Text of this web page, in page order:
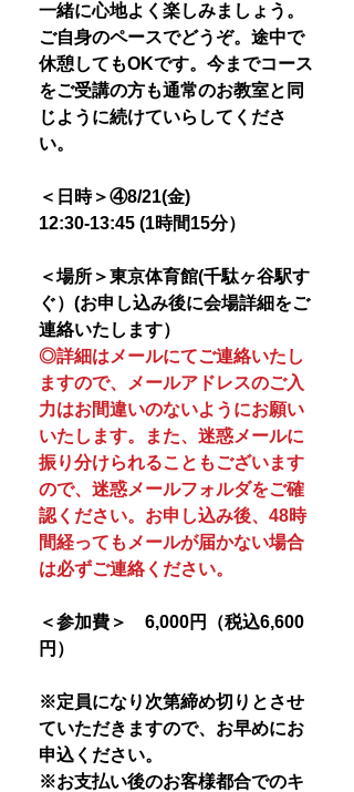
一緒に心地よく楽しみましょう。
ご自身のペースでどうぞ。途中で
休憩してもOKです。今までコース
をご受講の方も通常のお教室と同
じように続けていらしてくださ
い。
＜日時＞④8/21(金)
12:30-13:45 (1時間15分）
＜場所＞東京体育館(千駄ヶ谷駅す
ぐ）(お申し込み後に会場詳細をご
連絡いたします）
◎詳細はメールにてご連絡いたし
ますので、メールアドレスのご入
力はお間違いのないようにお願い
いたします。また、迷惑メールに
振り分けられることもございます
ので、迷惑メールフォルダをご確
認ください。お申し込み後、48時
間経ってもメールが届かない場合
は必ずご連絡ください。
＜参加費＞ 6,000円（税込6,600
円）
※定員になり次第締め切りとさせ
ていただきますので、お早めにお
申込ください。
※お支払い後のお客様都合でのキ